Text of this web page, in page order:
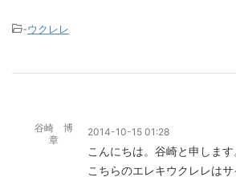
-ウクレレ
谷崎 博
章
2014-10-15 01:28
こんにちは。谷崎と申します
こちらのエレキウクレレは